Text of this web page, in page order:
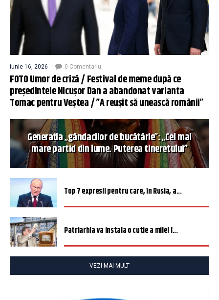
iunie 16, 2026 0 Comentariu
FOTO Umor de criză / Festival de meme după ce
președintele Nicușor Dan a abandonat varianta
Tomac pentru Veștea / ”A reușit să unească românii”
Generația „gândacilor de bucătărie”: „Cel mai
mare partid din lume. Puterea tineretului”
Top 7 expresii pentru care, în Rusia, a...
Patriarhia va instala o cutie a milei î...
VEZI MAI MULT